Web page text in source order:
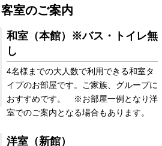
客室のご案内
和室（本館）※バス・トイレ無
し
4名様までの大人数で利用できる和室タ
イプのお部屋です。ご家族、グループに
おすすめです。 ※お部屋一例となり洋
室でのご案内となる場合もあります。
洋室（新館）